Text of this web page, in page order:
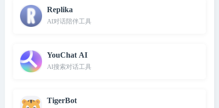
Replika
AI对话陪伴工具
YouChat AI
AI搜索对话工具
TigerBot